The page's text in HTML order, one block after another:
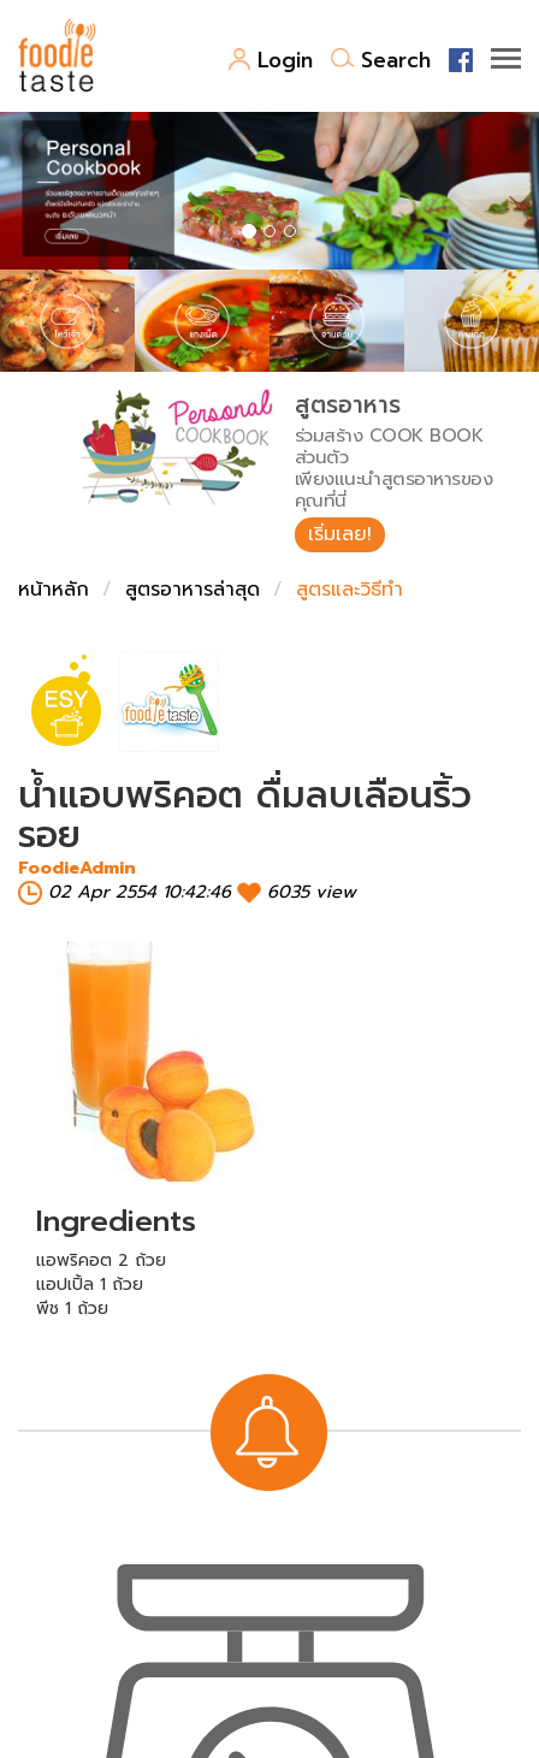
Login Search
สูตรอาหาร
สูตรอาหารล่าสุด
Top Foodie
พาไปชิม
สารพันก้นครัว
เคล็ดลับน่ารู้
เปรียบเทียบหน่วยการตวง
เปรียบเทียบอุณหภูมิ
เปรียบเทียบน้ำหนักวัตถุดิบ
FoodPedia
สร้าง Cookbook
สูตรอาหาร
ร่วมสร้าง COOK BOOK
ส่วนตัว
เพียงแนะนำสูตรอาหารของ
คุณที่นี่
เริ่มเลย!
หน้าหลัก
สูตรอาหารล่าสุด สูตรและวิธีทำ
น้ำแอบพริคอต ดื่มลบเลือนริ้ว
รอย
FoodieAdmin
02 Apr 2554 10:42:46
6035 view
Ingredients
แอพริคอต 2 ถ้วย
แอปเปิ้ล 1 ถ้วย
พีช 1 ถ้วย